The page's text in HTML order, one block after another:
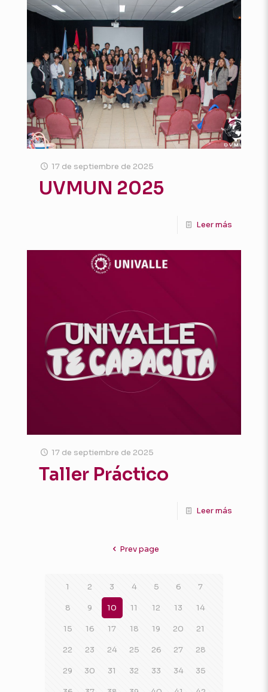
17 de septiembre de 2025
UVMUN 2025
Leer más
17 de septiembre de 2025
Taller Práctico
Leer más
Prev page
1 2 3 4 5 6 7
8 9 10 11 12 13 14
15 16 17 18 19 20 21
22 23 24 25 26 27 28
29 30 31 32 33 34 35